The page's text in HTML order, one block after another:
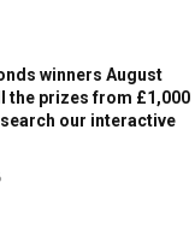
winners August
the prizes from £1,000
our interactive